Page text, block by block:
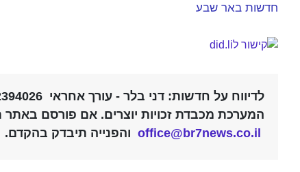
חדשות באר שבע
לדיווח על חדשות: דני בלר - עורך אחראי 052-2394026 |
המערכת מכבדת זכויות יוצרים. אם פורסם באתר
office@br7news.co.il והפנייה תיבדק בהקדם.